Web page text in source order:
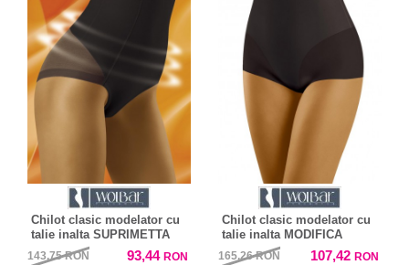
Chilot clasic modelator cu
talie inalta SUPRIMETTA
143,75RON 93,44 RON
Chilot clasic modelator cu
talie inalta MODIFICA
165,26RON 107,42 RON